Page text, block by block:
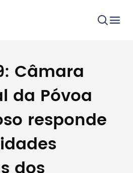
Câmara
da Póvoa
responde